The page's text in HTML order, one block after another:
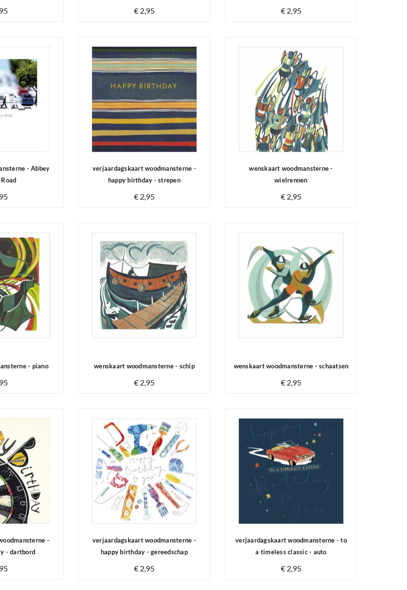
€ 2,95
€ 2,95
- Abbey
verjaardagskaart woodmansterne -
happy birthday - strepen
€ 2,95
wenskaart woodmansterne -
wielrennen
€ 2,95
- piano wenskaart woodmansterne - schip
€ 2,95
wenskaart woodmansterne - schaatsen
€ 2,95
-
- dartbord
verjaardagskaart woodmansterne -
happy birthday - gereedschap
€ 2,95
verjaardagskaart woodmansterne - to
a timeless classic - auto
€ 2,95